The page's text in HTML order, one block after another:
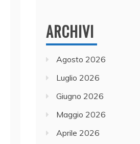
ARCHIVI
Agosto 2026
Luglio 2026
Giugno 2026
Maggio 2026
Aprile 2026